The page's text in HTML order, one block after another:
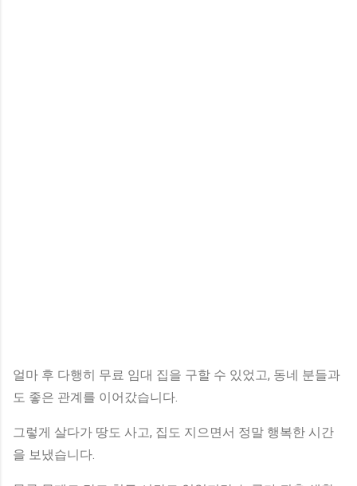
얼마 후 다행히 무료 임대 집을 구할 수 있었고, 동네 분들과
도 좋은 관계를 이어갔습니다.
그렇게 살다가 땅도 사고, 집도 지으면서 정말 행복한 시간
을 보냈습니다.